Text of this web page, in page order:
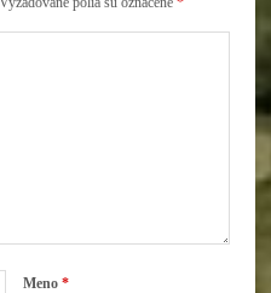
Meno *